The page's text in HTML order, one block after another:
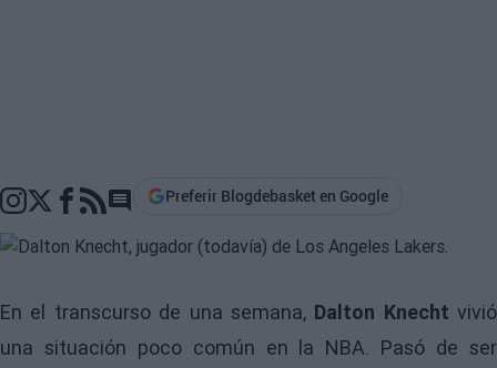
Go to comments section
Preferir Blogdebasket en Google
En el transcurso de una semana, Dalton Knecht vivió
una situación poco común en la NBA. Pasó de ser